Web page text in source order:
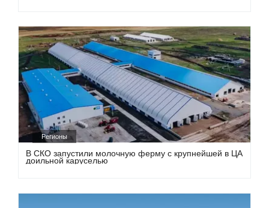
Регионы
В СКО запустили молочную ферму с крупнейшей в ЦА
доильной каруселью